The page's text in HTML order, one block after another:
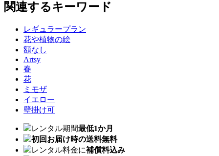
関連するキーワード
レギュラープラン
花や植物の絵
額なし
Artsy
春
花
ミモザ
イエロー
壁掛け可
レンタル期間最低1か月
初回お届け時の送料無料
レンタル料金に補償料込み